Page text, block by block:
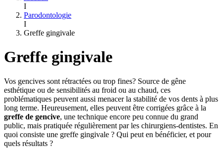
I
Parodontologie
I
Greffe gingivale
Greffe gingivale
Vos gencives sont rétractées ou trop fines? Source de gêne
esthétique ou de sensibilités au froid ou au chaud, ces
problématiques peuvent aussi menacer la stabilité de vos dents à plus
long terme. Heureusement, elles peuvent être corrigées grâce à la
greffe de gencive, une technique encore peu connue du grand
public, mais pratiquée régulièrement par les chirurgiens-dentistes. En
quoi consiste une greffe gingivale ? Qui peut en bénéficier, et pour
quels résultats ?